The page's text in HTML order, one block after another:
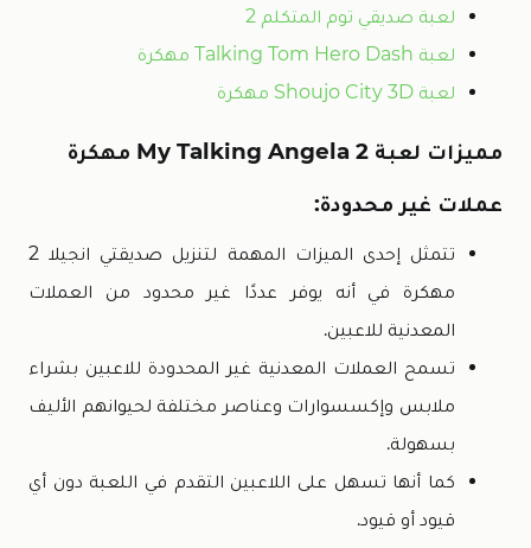
لعبة صديقي توم المتكلم 2
لعبة Talking Tom Hero Dash مهكرة
لعبة Shoujo City 3D مهكرة
مميزات لعبة My Talking Angela 2 مهكرة
عملات غير محدودة:
تتمثل إحدى الميزات المهمة لتنزيل صديقتي انجيلا 2
مهكرة في أنه يوفر عددًا غير محدود من العملات
المعدنية للاعبين.
تسمح العملات المعدنية غير المحدودة للاعبين بشراء
ملابس وإكسسوارات وعناصر مختلفة لحيوانهم الأليف
بسهولة.
كما أنها تسهل على اللاعبين التقدم في اللعبة دون أي
قيود أو قيود.